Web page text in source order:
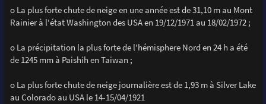
o La plus forte chute de neige en une année est de 31,10 m au Mont
Rainier à l'état Washington des USA en 19/12/1971 au 18/02/1972 ;
o La précipitation la plus forte de l'hémisphere Nord en 24 h a été
de 1245 mm à Paishih en Taiwan ;
o La plus forte chute de neige journalière est de 1,93 m à Silver Lake
au Colorado au USA le 14-15/04/1921